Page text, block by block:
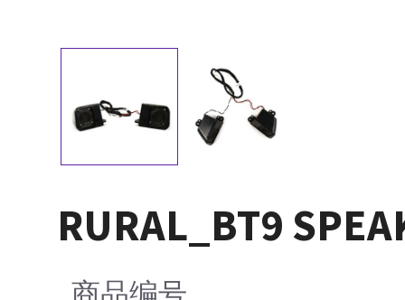
RURAL_BT9